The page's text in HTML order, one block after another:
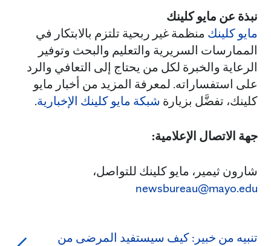
نبذة عن مايو كلينك
مايو كلينك منظمة غير ربحية تلتزم بالابتكار في
الممارسات السريرية والتعليم والبحث وتوفير
الرعاية والخبرة لكل من يحتاج إلى التعافي والرد
على استفساراته. لمعرفة المزيد من أخبار مايو
كلينك، تفضَّل بزيارة شبكة مايو كلينك الإخبارية.
جهة الاتصال الإعلامية:
شارون ثيمير، مايو كلينك للتواصل،
newsbureau@mayo.edu
تنبيه من خبير: كيف سيستفيد المرضى من